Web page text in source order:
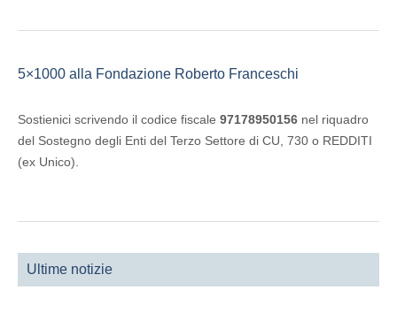
5×1000 alla Fondazione Roberto Franceschi
Sostienici scrivendo il codice fiscale 97178950156 nel riquadro
del Sostegno degli Enti del Terzo Settore di CU, 730 o REDDITI
(ex Unico).
Ultime notizie